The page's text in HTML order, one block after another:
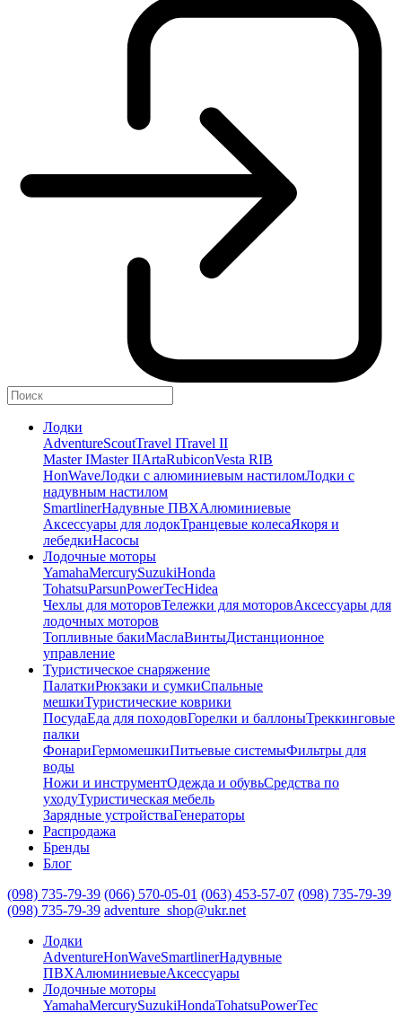
Лодки
AdventureScoutTravel ITravel II
Master IMaster IIArtaRubiconVesta RIB
HonWaveЛодки с алюминиевым настиломЛодки с
надувным настилом
SmartlinerНадувные ПВХАлюминиевые
Аксессуары для лодокТранцевые колесаЯкоря и
лебедкиНасосы
Лодочные моторы
YamahaMercurySuzukiHonda
TohatsuParsunPowerTecHidea
Чехлы для моторовТележки для моторовАксессуары для
лодочных моторов
Топливные бакиМаслаВинтыДистанционное
управление
Туристическое снаряжение
ПалаткиРюкзаки и сумкиСпальные
мешкиТуристические коврики
ПосудаЕда для походовГорелки и баллоныТреккинговые
палки
ФонариГермомешкиПитьевые системыФильтры для
воды
Ножи и инструментОдежда и обувьСредства по
уходуТуристическая мебель
Зарядные устройстваГенераторы
Распродажа
Бренды
Блог
(098) 735-79-39 (066) 570-05-01 (063) 453-57-07 (098) 735-79-39
(098) 735-79-39 adventure_shop@ukr.net
Лодки
AdventureHonWaveSmartlinerНадувные
ПВХАлюминиевыеАксессуары
Лодочные моторы
YamahaMercurySuzukiHondaTohatsuPowerTec